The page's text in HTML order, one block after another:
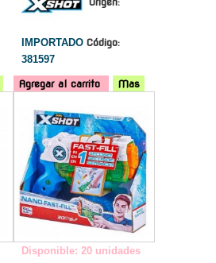
IMPORTADO Código:
381597
Agregar al carrito
Mas
Disponible: 20 unidades